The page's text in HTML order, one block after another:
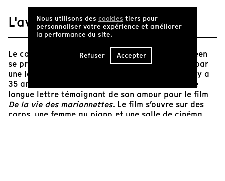
L'avis de Tënk
Le court métrage Dear Directorde Marcus Lindeen
se présente comme une œuvre visuelle inspirée par
une lettre de fan adressée à Ingmar Bergman. Il y a
35 ans, Kazzrie Jaxen, pianiste jazz, écrivait une
longue lettre témoignant de son amour pour le film
De la vie des marionnettes. Le film s’ouvre sur des
corps, une femme au piano et une salle de cinéma
Nous utilisons des cookies tiers pour
personnaliser votre expérience et améliorer
la performance du site.
Refuser Accepter